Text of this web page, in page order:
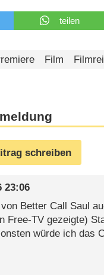
teilen
Film
schreiben
23:06
Better Call Saul
Free-TV gezeigte)
würde ich das